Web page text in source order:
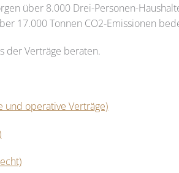
über 8.000 Drei-Personen-
17.000 Tonnen CO2-Emissionen
der Verträge beraten.
und operative Verträge)